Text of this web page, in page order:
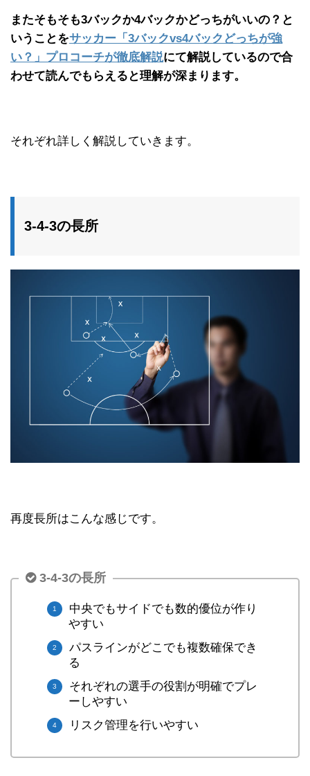
またそもそも3バックか4バックかどっちがいいの？と
いうことをサッカー「3バックvs4バックどっちが強
い？」プロコーチが徹底解説にて解説しているので合
わせて読んでもらえると理解が深まります。
それぞれ詳しく解説していきます。
3-4-3の長所
再度長所はこんな感じです。
3-4-3の長所
中央でもサイドでも数的優位が作り
やすい
パスラインがどこでも複数確保でき
る
それぞれの選手の役割が明確でプレ
ーしやすい
リスク管理を行いやすい